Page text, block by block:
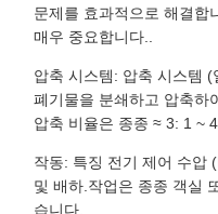
문제를 효과적으로 해결합
매우 중요합니다..
압축 시스템: 압축 시스템
폐기물을 분쇄하고 압축하
압축 비율은 종종 ≈ 3: 1 ~
작동: 특징 전기 제어 수압
및 배하.작업은 종종 객실
습니다.